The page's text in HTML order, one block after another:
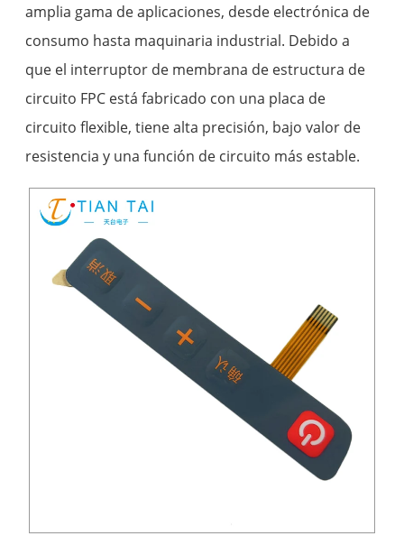
amplia gama de aplicaciones, desde electrónica de
consumo hasta maquinaria industrial. Debido a
que el interruptor de membrana de estructura de
circuito FPC está fabricado con una placa de
circuito flexible, tiene alta precisión, bajo valor de
resistencia y una función de circuito más estable.